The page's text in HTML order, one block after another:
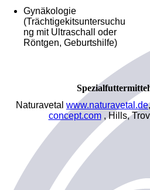
Gynäkologie
(Trächtigekitsuntersuchu
ng mit Ultraschall oder
Röntgen, Geburtshilfe)
Naturavetal www.naturavetal.de
concept.com, Hills,